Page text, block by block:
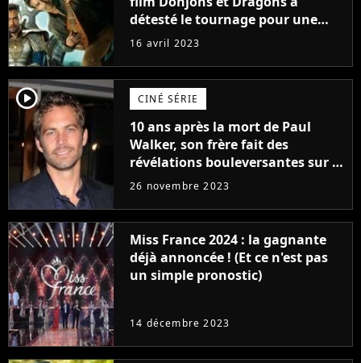
détesté le tournage pour une
raison très spéciale
16 avril 2023
player2 CINÉ SÉRIE
10 ans après la mort de Paul
Walker, son frère fait des
révélations bouleversantes sur la
réaction des acteurs de Fast and
26 novembre 2023
Miss France 2024 : la gagnante
déjà annoncée ! (Et ce n'est pas
un simple pronostic)
14 décembre 2023